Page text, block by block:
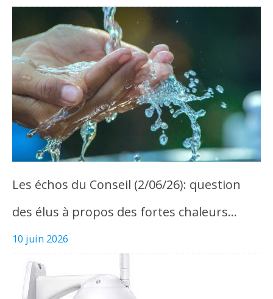
Les échos du Conseil (2/06/26): question
des élus à propos des fortes chaleurs…
10 juin 2026